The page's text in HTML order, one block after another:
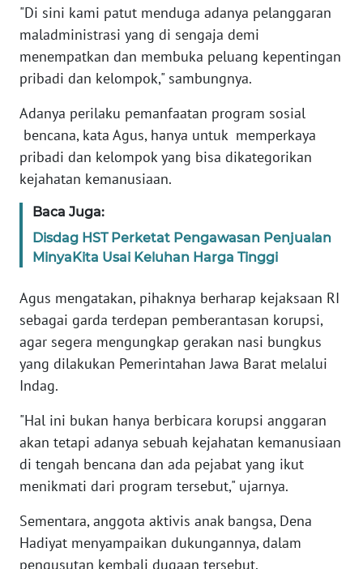
"Di sini kami patut menduga adanya pelanggaran
maladministrasi yang di sengaja demi
menempatkan dan membuka peluang kepentingan
pribadi dan kelompok," sambungnya.
Adanya perilaku pemanfaatan program sosial
bencana, kata Agus, hanya untuk memperkaya
pribadi dan kelompok yang bisa dikategorikan
kejahatan kemanusiaan.
Baca Juga:
Disdag HST Perketat Pengawasan Penjualan
MinyaKita Usai Keluhan Harga Tinggi
Agus mengatakan, pihaknya berharap kejaksaan RI
sebagai garda terdepan pemberantasan korupsi,
agar segera mengungkap gerakan nasi bungkus
yang dilakukan Pemerintahan Jawa Barat melalui
Indag.
"Hal ini bukan hanya berbicara korupsi anggaran
akan tetapi adanya sebuah kejahatan kemanusiaan
di tengah bencana dan ada pejabat yang ikut
menikmati dari program tersebut," ujarnya.
Sementara, anggota aktivis anak bangsa, Dena
Hadiyat menyampaikan dukungannya, dalam
pengusutan kembali dugaan tersebut.
WN
SERAMBI
JAMBI
WN
SULTRA
NTB
SULTENG
WN
SULBAR
BABEL
WN
SUMBAR
WN
SUMSEL